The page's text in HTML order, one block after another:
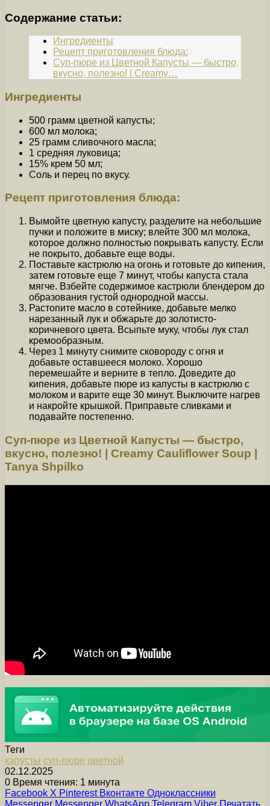
Содержание статьи:
Ингредиенты
Рецепт приготовления блюда:
Суп-пюре из Цветной Капусты — быстро,
вкусно, полезно! | Creamy…
Ингредиенты
500 грамм цветной капусты;
600 мл молока;
25 грамм сливочного масла;
1 средняя луковица;
15% крем 50 мл;
Соль и перец по вкусу.
Рецепт приготовления блюда:
Вымойте цветную капусту, разделите на небольшие
пучки и положите в миску; влейте 300 мл молока,
которое должно полностью покрывать капусту. Если
не покрыто, добавьте еще воды.
Поставьте кастрюлю на огонь и готовьте до кипения,
затем готовьте еще 7 минут, чтобы капуста стала
мягче. Взбейте содержимое кастрюли блендером до
образования густой однородной массы.
Растопите масло в сотейнике, добавьте мелко
нарезанный лук и обжарьте до золотисто-
коричневого цвета. Всыпьте муку, чтобы лук стал
кремообразным.
Через 1 минуту снимите сковороду с огня и
добавьте оставшееся молоко. Хорошо
перемешайте и верните в тепло. Доведите до
кипения, добавьте пюре из капусты в кастрюлю с
молоком и варите еще 30 минут. Выключите нагрев
и накройте крышкой. Приправьте сливками и
подавайте постепенно.
Суп-пюре из Цветной Капусты — быстро,
вкусно, полезно! | Creamy Cauliflower Soup |
Tanya Shpilko
Теги
капусты суп-пюре цветной
02.12.2025
0 Время чтения: 1 минута
Facebook X Pinterest Вконтакте Одноклассники
Messenger Messenger WhatsApp Telegram Viber Печатать